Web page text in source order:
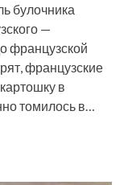
булочника
—
французской
французские
в
томилось в…